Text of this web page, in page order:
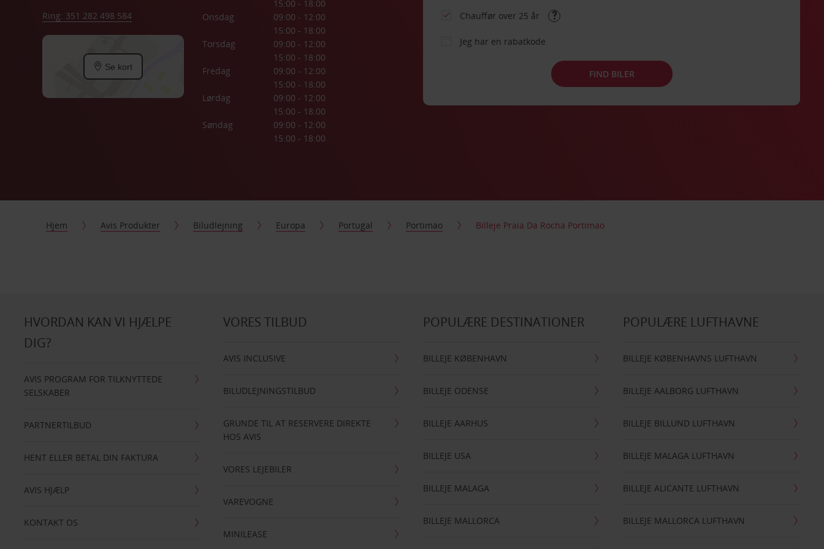
Ring: 351 282 498 584
Se kort
15:00 - 18:00
Onsdag
09:00 - 12:00
15:00 - 18:00
Torsdag
09:00 - 12:00
15:00 - 18:00
Fredag
09:00 - 12:00
15:00 - 18:00
Lørdag
09:00 - 12:00
15:00 - 18:00
Søndag
09:00 - 12:00
15:00 - 18:00
Chauffør over 25 år
Jeg har en rabatkode
FIND BILER
Hjem Avis Produkter Biludlejning Europa Portugal Portimao Billeje Praia Da Rocha Portimao
HVORDAN KAN VI HJÆLPE
DIG?
AVIS PROGRAM FOR TILKNYTTEDE
SELSKABER
PARTNERTILBUD
HENT ELLER BETAL DIN FAKTURA
AVIS HJÆLP
KONTAKT OS
VORES TILBUD
AVIS INCLUSIVE
BILUDLEJNINGSTILBUD
GRUNDE TIL AT RESERVERE DIREKTE
HOS AVIS
VORES LEJEBILER
VAREVOGNE
MINILEASE
POPULÆRE DESTINATIONER
BILLEJE KØBENHAVN
BILLEJE ODENSE
BILLEJE AARHUS
BILLEJE USA
BILLEJE MALAGA
BILLEJE MALLORCA
POPULÆRE LUFTHAVNE
BILLEJE KØBENHAVNS LUFTHAVN
BILLEJE AALBORG LUFTHAVN
BILLEJE BILLUND LUFTHAVN
BILLEJE MALAGA LUFTHAVN
BILLEJE ALICANTE LUFTHAVN
BILLEJE MALLORCA LUFTHAVN